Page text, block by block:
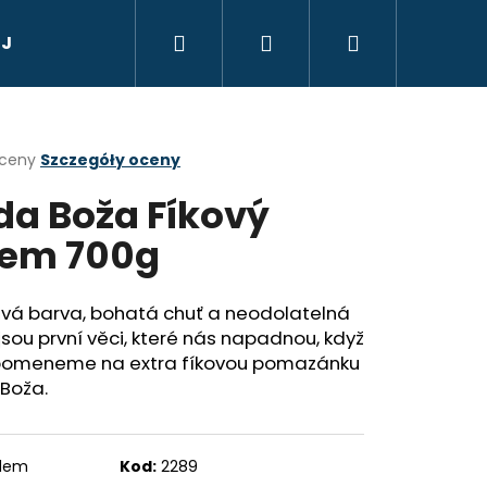
Radenska Dárkový poukaz
Zaloguj
Szczegóły oceny
Boža Fíkový
700g
barva, bohatá chuť a neodolatelná
první věci, které nás napadnou, když
na extra fíkovou pomazánku
Kod: 2289
Następne
QUEEN - V
S CITRONEM 105 G